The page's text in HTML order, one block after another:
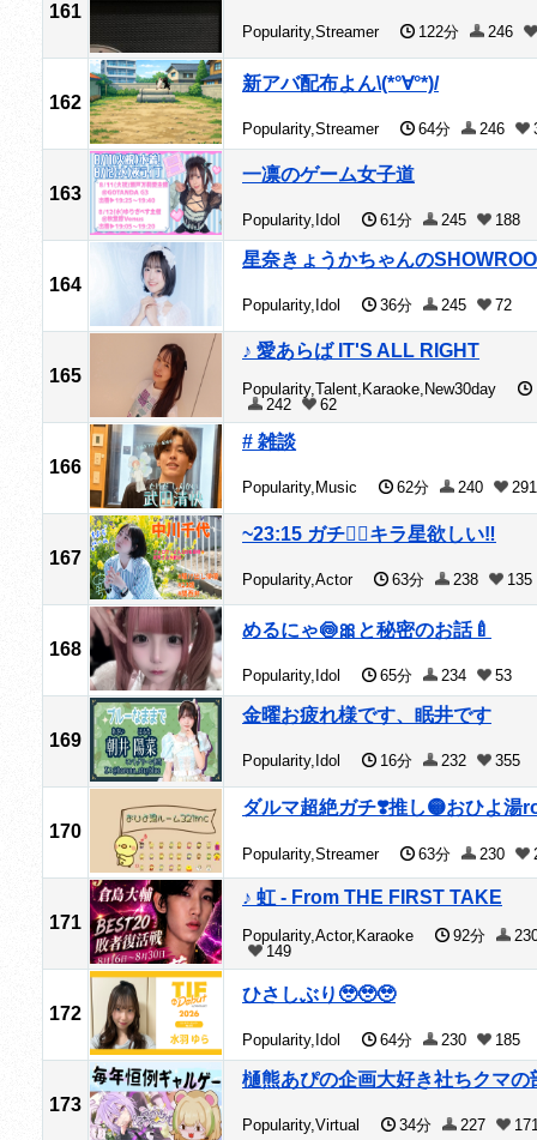
161
Popularity,Streamer 122分 246
162
新アバ配布よん\(*°∀°*)/
Popularity,Streamer 64分 246
163
一凛のゲーム女子道
Popularity,Idol 61分 245 188
164
星奈きょうかちゃんの
Popularity,Idol 36分 245 72
165
♪ 愛あらば IT'S ALL RIGHT
Popularity,Talent,Karaoke,New30day
242
62
166
# 雑談
Popularity,Music 62分 240 291
167
~23:15 ガチ❤️‍🔥キラ星欲しい‼️
Popularity,Actor 63分 238 135
168
めるにゃ🍥🎀と秘密のお話🍼
Popularity,Idol 65分 234 53
169
金曜お疲れ様です、眠井です
Popularity,Idol 16分 232 355
170
ダルマ超絶ガチ❣️推し🟡おひよ湯
Popularity,Streamer 63分 230
171
♪ 虹 - From THE FIRST TAKE
Popularity,Actor,Karaoke 92分
149
172
ひさしぶり🥹🥹🥹
Popularity,Idol 64分 230 185
173
樋熊あぴの企画大好き社ちクマの
Popularity,Virtual 34分 227